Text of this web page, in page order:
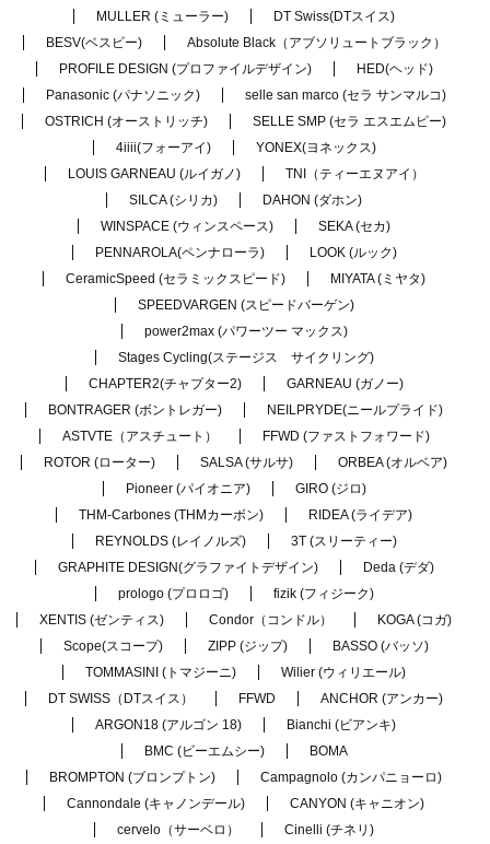
MULLER (ミューラー)
DT Swiss(DTスイス)
BESV(ベスビー)
Absolute Black（アブソリュートブラック）
PROFILE DESIGN (プロファイルデザイン)
HED(ヘッド)
Panasonic (パナソニック)
selle san marco (セラ サンマルコ)
OSTRICH (オーストリッチ)
SELLE SMP (セラ エスエムピー)
4iiii(フォーアイ)
YONEX(ヨネックス)
LOUIS GARNEAU (ルイガノ)
TNI（ティーエヌアイ）
SILCA (シリカ)
DAHON (ダホン)
WINSPACE (ウィンスペース)
SEKA (セカ)
PENNAROLA(ペンナローラ)
LOOK (ルック)
CeramicSpeed (セラミックスピード)
MIYATA (ミヤタ)
SPEEDVARGEN (スピードバーゲン)
power2max (パワーツー マックス)
Stages Cycling(ステージス サイクリング)
CHAPTER2(チャプター2)
GARNEAU (ガノー)
BONTRAGER (ボントレガー)
NEILPRYDE(ニールプライド)
ASTVTE（アスチュート）
FFWD (ファストフォワード)
ROTOR (ローター)
SALSA (サルサ)
ORBEA (オルベア)
Pioneer (パイオニア)
GIRO (ジロ)
THM-Carbones (THMカーボン)
RIDEA (ライデア)
REYNOLDS (レイノルズ)
3T (スリーティー)
GRAPHITE DESIGN(グラファイトデザイン)
Deda (デダ)
prologo (プロロゴ)
fizik (フィジーク)
XENTIS (ゼンティス)
Condor（コンドル）
KOGA (コガ)
Scope(スコープ)
ZIPP (ジップ)
BASSO (バッソ)
TOMMASINI (トマジーニ)
Wilier (ウィリエール)
DT SWISS（DTスイス）
FFWD
ANCHOR (アンカー)
ARGON18 (アルゴン 18)
Bianchi (ビアンキ)
BMC (ビーエムシー)
BOMA
BROMPTON (ブロンプトン)
Campagnolo (カンパニョーロ)
Cannondale (キャノンデール)
CANYON (キャニオン)
cervelo（サーベロ）
Cinelli (チネリ)